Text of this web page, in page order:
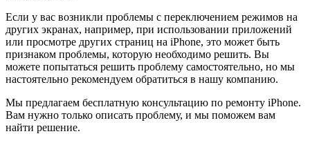
Если у вас возникли проблемы с переключением режимов на
других экранах, например, при использовании приложений
или просмотре других страниц на iPhone, это может быть
признаком проблемы, которую необходимо решить. Вы
можете попытаться решить проблему самостоятельно, но мы
настоятельно рекомендуем обратиться в нашу компанию.
Мы предлагаем бесплатную консультацию по ремонту iPhone.
Вам нужно только описать проблему, и мы поможем вам
найти решение.